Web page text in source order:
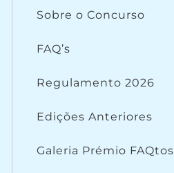
Sobre o Concurso
FAQ’s
Regulamento 2026
Edições Anteriores
Galeria Prémio FAQtos